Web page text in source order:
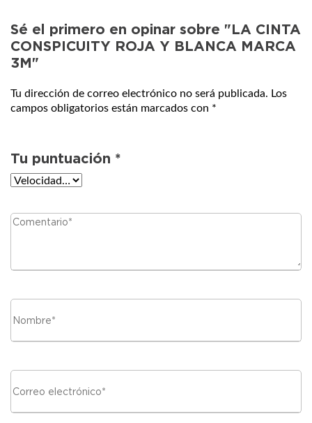
Sé el primero en opinar sobre "LA CINTA
CONSPICUITY ROJA Y BLANCA MARCA
3M"
Tu dirección de correo electrónico no será publicada. Los
campos obligatorios están marcados con *